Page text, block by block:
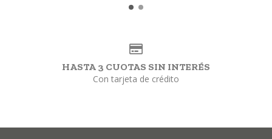
HASTA 3 CUOTAS SIN INTERÉS
Con tarjeta de crédito